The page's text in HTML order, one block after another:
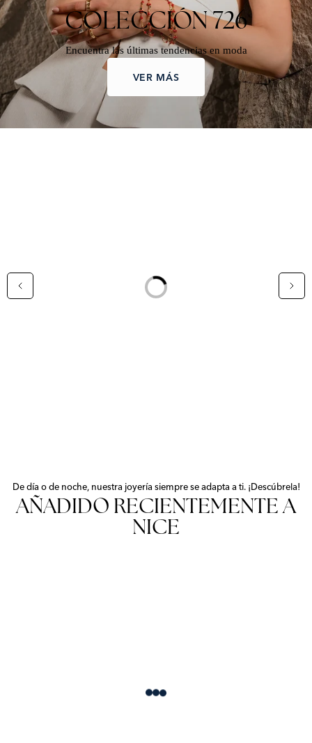
COLECCIÓN 726
Encuentra las últimas tendencias en moda
VER MÁS
Loading...
De día o de noche, nuestra joyería siempre se adapta a ti. ¡Descúbrela!
AÑADIDO RECIENTEMENTE A
NICE
Loading